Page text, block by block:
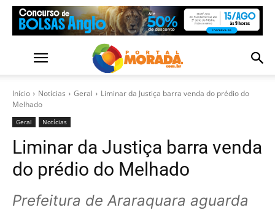
Início Notícias Geral
Liminar da Justiça barra venda do prédio do
Melhado
Geral Notícias
Liminar da Justiça barra venda
do prédio do Melhado
Prefeitura de Araraquara aguarda